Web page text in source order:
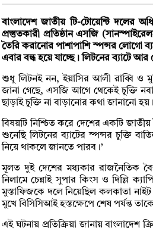
বাংলাদেশ জাতীয় টি-টোয়েন্টি দলের
প্রস্তুতকারী প্রতিষ্ঠান এসজি
তৈরি করানোর পাশাপাশি স্পন্সর লোগো
এবার বন্ধ হয়ে যাচ্ছে। লিটনের ব্যাটে আর
শুধু লিটনই নন, ইয়াসির আলী রাব্বি ও
জানা গেছে, এসজি আগে থেকেই চুক্তি
ছাড়াই চুক্তি না বাড়ানোর কথা জানানো হয়।
বিষয়টি নিশ্চিত করে দেশের একটি
শুনেছি লিটনের ব্যাটের স্পন্সর চুক্তি
নিয়ে থাকলে জানতে পারব।’
মূলত দুই দেশের মধ্যকার রাজনৈতিক
নিলামে চেন্নাই সুপার কিংস ও দিল্লি
মুস্তাফিজকে দলে নিয়েছিল কলকাতা নাইট
মুখে বিসিসিআই হস্তক্ষেপে শেষ পর্যন্ত
এই ঘটনায় প্রতিক্রিয়া জানায় বাংলাদেশ